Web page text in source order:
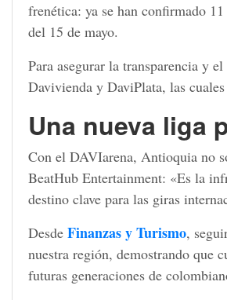
frenética: ya se han confirmado
del 15 de mayo.
Para asegurar la transparencia y
Davivienda y DaviPlata, las
Una nueva liga
Con el DAVIarena, Antioquia no
BeatHub Entertainment: «Es la
destino clave para las giras
Desde Finanzas yTurismo,
nuestra región, demostrando que
futuras generaciones de